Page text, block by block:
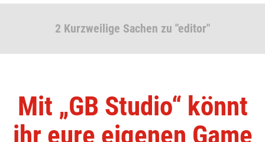
2 Kurzweilige Sachen zu "editor"
Mit „GB Studio“ könnt
ihr eure eigenen Game